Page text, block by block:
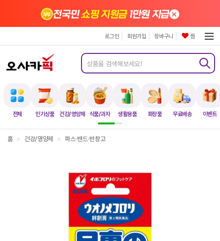
전체 인기상품 건강/영양제 식품/과자 생활용품 화장품 무료배송 이벤트
전국민쇼핑 지원금1만원 지급×
로그인 회원가입 장바구니 찜
홈 > 건강/영양제 > 파스·밴드·반창고